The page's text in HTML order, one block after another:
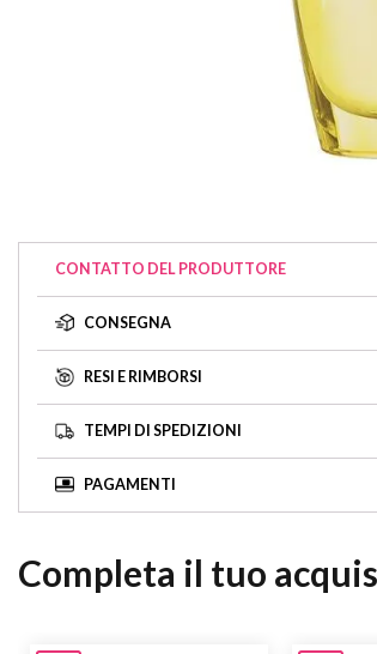
CONTATTO DEL PRODUTTORE
CONSEGNA
RESI E RIMBORSI
TEMPI DI SPEDIZIONI
PAGAMENTI
Completa il tuo